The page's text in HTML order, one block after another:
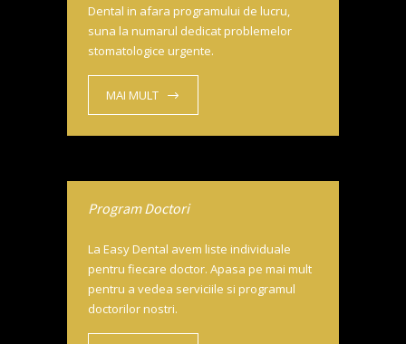
Dental in afara programului de lucru,
suna la numarul dedicat problemelor
stomatologice urgente.
MAI MULT
Program Doctori
La Easy Dental avem liste individuale
pentru fiecare doctor. Apasa pe mai mult
pentru a vedea serviciile si programul
doctorilor nostri.